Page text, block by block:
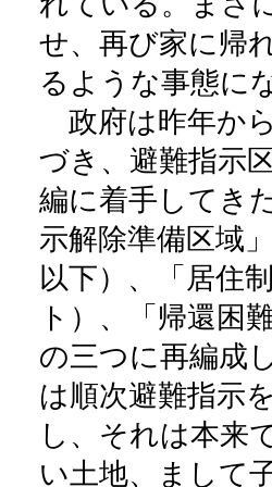
せ、再び家に帰
るような事態に
政府は昨年か
づき、避難指示
編に着手してき
示解除準備区域
以下）、「居住
ト）、「帰還困
の三つに再編成
は順次避難指示
し、それは本来
い土地、まして